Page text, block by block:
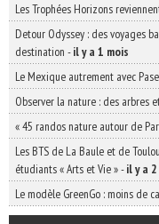
Les Trophées Horizons
Detour Odyssey : des voyages
destination -il y a 1 mois
Le Mexique autrement avec
Observer la nature : des arbres
« 45 randos nature autour de
Les BTS de La Baule et de
étudiants « Arts et Vie »-il y a
Le modèle GreenGo : moins de